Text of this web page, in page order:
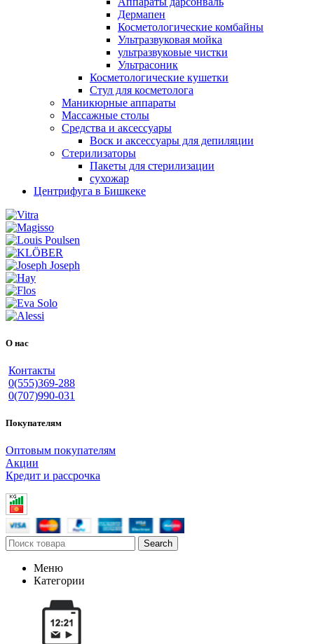
Дермапен
Косметологические комбайны
Ультразвуковая мойка
ультразвуковые чистки
Ультрасоник
Косметологические кушетки
Стул для косметолога
Маникюрные аппараты
Массажные столы
Средства и аксессуары
Воск и аксессуары для депиляции
Стерилизаторы
Пакеты для стерилизации
сухожар
Центрифуга в Бишкеке
О нас
Контакты
0(555)369-288
0(707)990-031
Покупателям
Оптовым покупателям
Акции
Кредит и рассрочка
Search
Меню
Категории